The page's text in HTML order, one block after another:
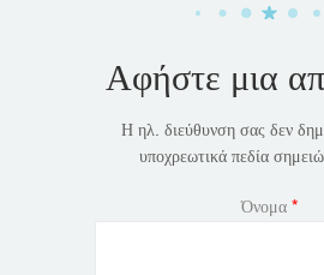
Αφήστε μια
Η ηλ. διεύθυνση σας δεν
υποχρεωτικά πεδία
Όνομα *